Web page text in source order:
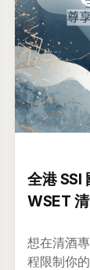
全港 SSI
WSET
想在清酒
程限制你